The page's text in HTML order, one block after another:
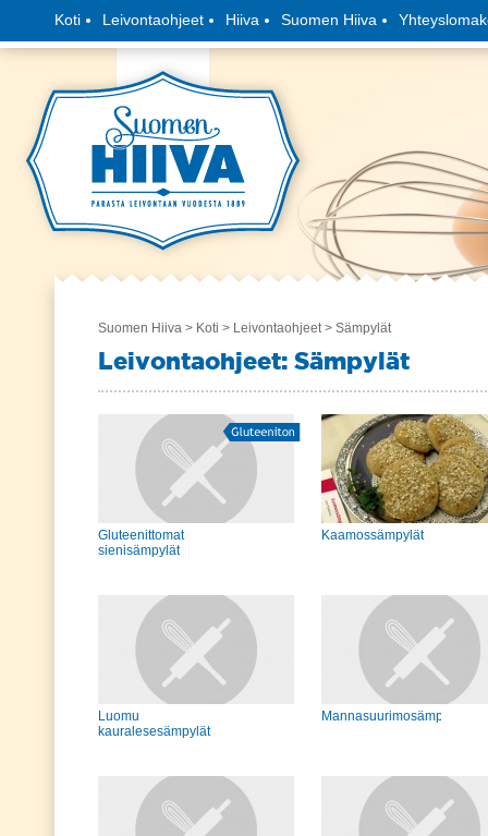
Koti Leivontaohjeet Hiiva Suomen Hiiva
Suomen Hiiva > Koti > Leivontaohjeet> Sämpylät
Leivontaohjeet: Sämpylät
Gluteenittomat
sienisämpylät
Kaamossämpylät
Luomu
kauralesesämpylät
Mannasuurimosämpylät